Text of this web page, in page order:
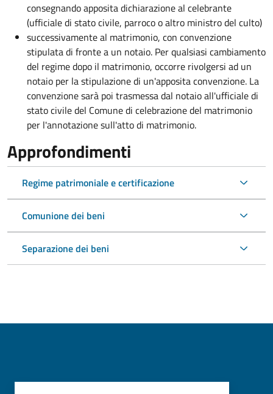
consegnando apposita dichiarazione al celebrante
(ufficiale di stato civile, parroco o altro ministro del culto)
successivamente al matrimonio, con convenzione
stipulata di fronte a un notaio. Per qualsiasi cambiamento
del regime dopo il matrimonio, occorre rivolgersi ad un
notaio per la stipulazione di un'apposita convenzione. La
convenzione sarà poi trasmessa dal notaio all'ufficiale di
stato civile del Comune di celebrazione del matrimonio
per l'annotazione sull'atto di matrimonio.
Approfondimenti
Regime patrimoniale e certificazione
Comunione dei beni
Separazione dei beni